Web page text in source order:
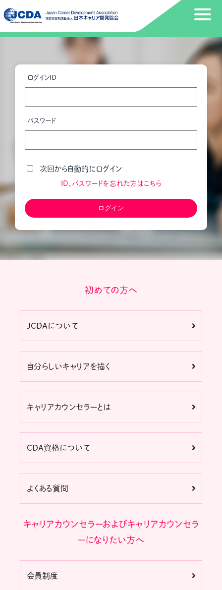
ログインID
パスワード
次回から自動的にログイン
ID、パスワードを忘れた方はこちら
初めての方へ
JCDAについて
自分らしいキャリアを描く
キャリアカウンセラーとは
CDA資格について
よくある質問
キャリアカウンセラーおよびキャリアカウンセラ
ーになりたい方へ
会員制度